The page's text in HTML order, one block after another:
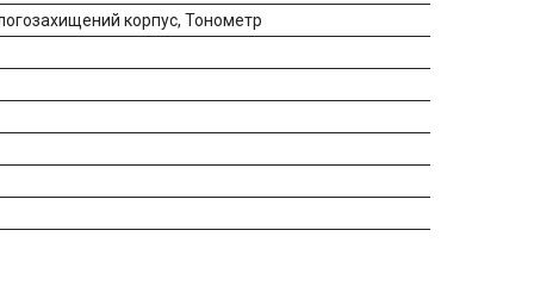
корпус, Тонометр